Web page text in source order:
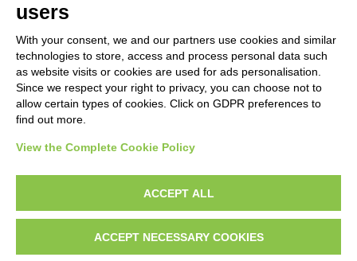
MATERIAL AND TECHNIQUE
CENTURY
diritto d’autore, legge 22 aprile 1941 n. 633. I diritti degli autori, degli artisti e
dei fotografi che hanno realizzato le opere e le immagini, degli enti e delle
istituzioni che ne sono proprietari, sono riservati. Si vieta quindi la
riproduzione con qualsiasi mezzo effettuata, anche per uso gratuito o
users
With your consent, we and our partners use cookies and similar
technologies to store, access and process personal data such
as website visits or cookies are used for ads personalisation.
Since we respect your right to privacy, you can choose not to
allow certain types of cookies. Click on GDPR preferences to
find out more.
View the Complete Cookie Policy
ACCEPT ALL
ACCEPT NECESSARY COOKIES